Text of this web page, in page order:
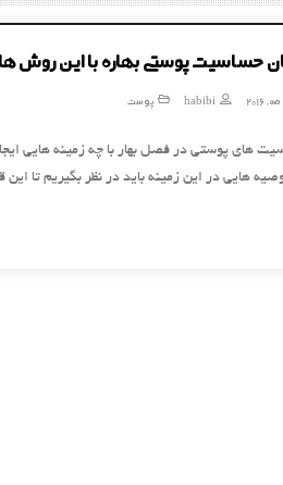
حساسیت پوستی بهاره با این روش ها
habibi پوست
های پوستی در فصل بهار با چه زمینه هایی
هایی در این زمینه باید در نظر بگیریم تا